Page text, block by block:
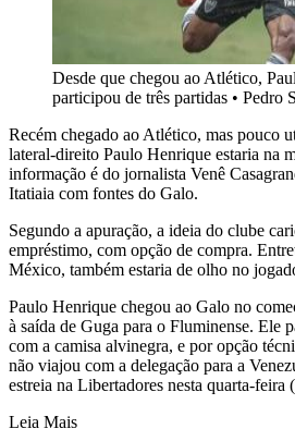
Desde que chegou ao Atlético,
participou de três partidas • Pedro
Recém chegado ao Atlético, mas pouco
lateral-direito Paulo Henrique estaria na
informação é do jornalista Venê
Itatiaia com fontes do Galo.
Segundo a apuração, a ideia do clube
empréstimo, com opção de compra.
México, também estaria de olho no
Paulo Henrique chegou ao Galo no
à saída de Guga para o Fluminense. Ele
com a camisa alvinegra, e por opção
não viajou com a delegação para a
estreia na Libertadores nesta quarta-feira
Leia Mais